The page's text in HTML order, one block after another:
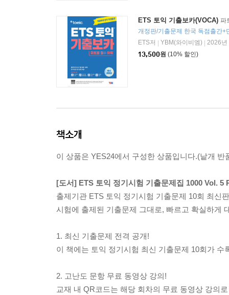
ETS 토익 기출보카(VOCA) 파
ETS저 YBM(와이비엠)
2026년
13,500원 (10% 할인)
책소개
이 상품은 YES24에서 구성한 상품입니다.(낱개 반
[도서] ETS 토익 정기시험 기출문제집 1000 Vol.
출제기관 ETS 토익 정기시험 기출문제 10회 최신
시험에 출제된 기출문제 그대로, 빠르고 확실하게
1. 최신 기출문제 전격 공개!
이 책에는 토익 정기시험 최신 기출문제 10회가
2. 고난도 문항 무료 동영상 강의!
교재 내 QR코드는 해당 회차의 무료 동영상 강의